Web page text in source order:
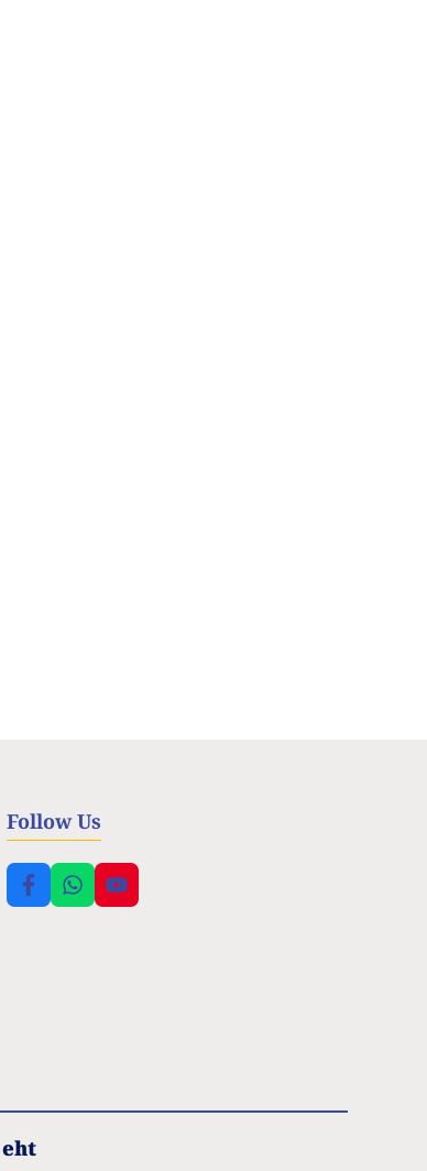
Follow Us
eht